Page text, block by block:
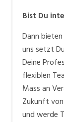
Bist Du
Dann
uns setzt
Deine
flexiblen
Mass an
Zukunft
und werde